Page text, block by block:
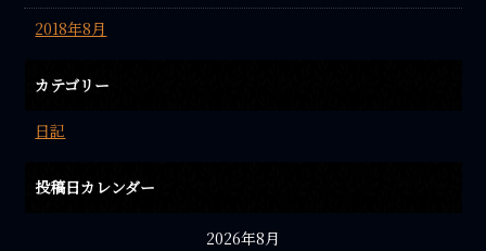
2018年8月
カテゴリー
日記
投稿日カレンダー
2026年8月